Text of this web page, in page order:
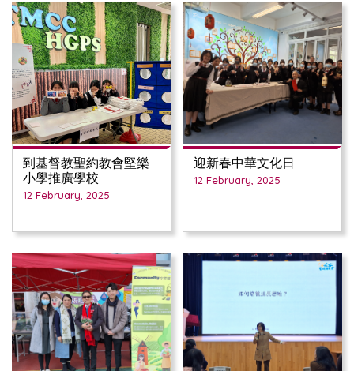
到基督教聖約教會堅樂
小學推廣學校
12 February, 2025
迎新春中華文化日
12 February, 2025